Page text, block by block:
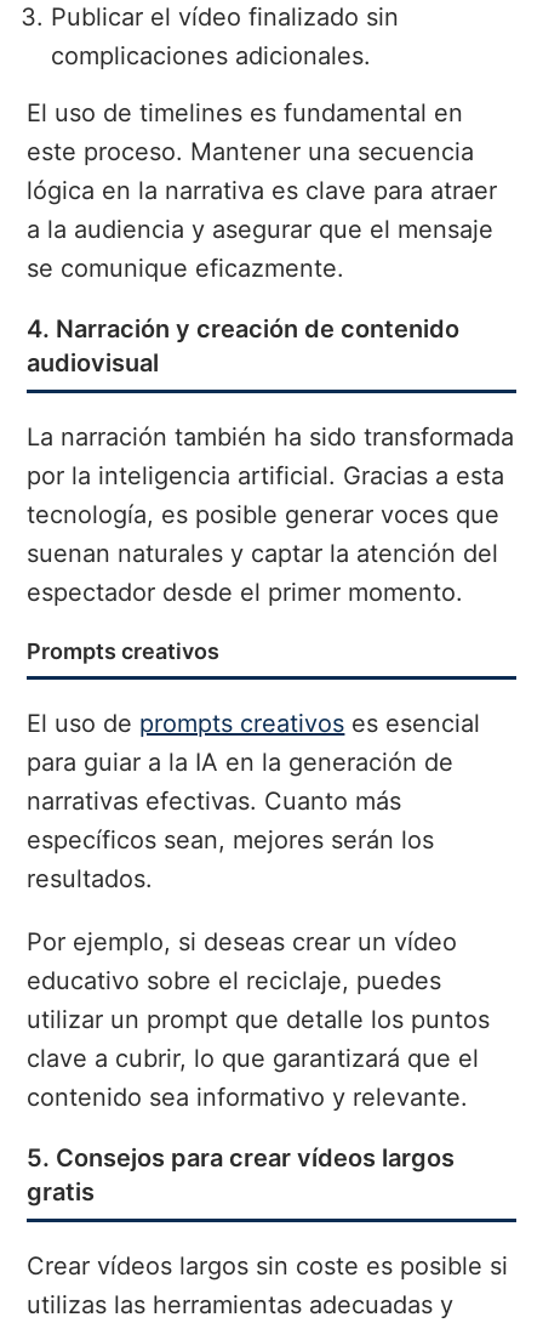
Publicar el vídeo finalizado sin
complicaciones adicionales.
El uso de timelines es fundamental en
este proceso. Mantener una secuencia
lógica en la narrativa es clave para atraer
a la audiencia y asegurar que el mensaje
se comunique eficazmente.
4. Narración y creación de contenido
audiovisual
La narración también ha sido transformada
por la inteligencia artificial. Gracias a esta
tecnología, es posible generar voces que
suenan naturales y captar la atención del
espectador desde el primer momento.
Prompts creativos
El uso de prompts creativos es esencial
para guiar a la IA en la generación de
narrativas efectivas. Cuanto más
específicos sean, mejores serán los
resultados.
Por ejemplo, si deseas crear un vídeo
educativo sobre el reciclaje, puedes
utilizar un prompt que detalle los puntos
clave a cubrir, lo que garantizará que el
contenido sea informativo y relevante.
5. Consejos para crear vídeos largos
gratis
Crear vídeos largos sin coste es posible si
utilizas las herramientas adecuadas y